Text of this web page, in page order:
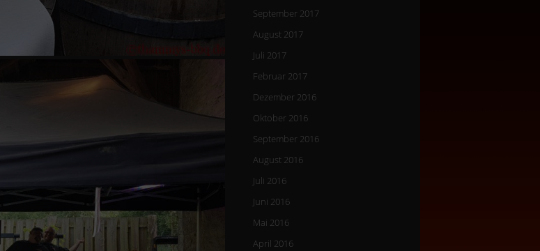
September 2017
August 2017
Juli 2017
Februar 2017
Dezember 2016
Oktober 2016
September 2016
August 2016
Juli 2016
Juni 2016
Mai 2016
April 2016